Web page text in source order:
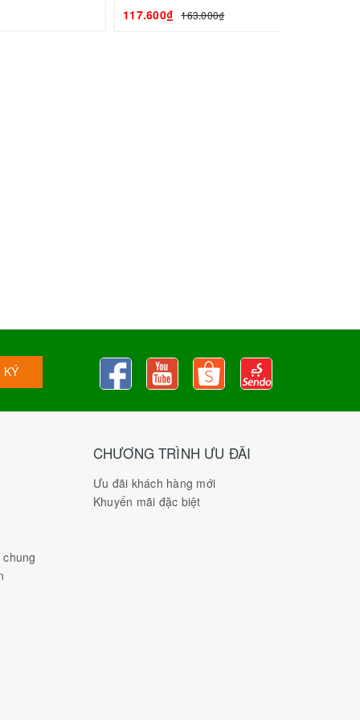
117.600₫
163.000₫
KÝ
CHƯƠNG TRÌNH ƯU ĐÃI
Ưu đãi khách hàng mới
Khuyến mãi đặc biệt